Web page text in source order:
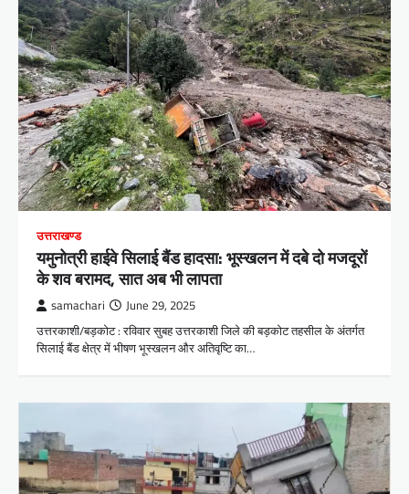
उत्तराखण्ड
यमुनोत्री हाईवे सिलाई बैंड हादसा: भूस्खलन में दबे दो मजदूरों
के शव बरामद, सात अब भी लापता
samachari June 29, 2025
उत्तरकाशी/बड़कोट : रविवार सुबह उत्तरकाशी जिले की बड़कोट तहसील के अंतर्गत
सिलाई बैंड क्षेत्र में भीषण भूस्खलन और अतिवृष्टि का…